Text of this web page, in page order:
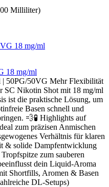
Milliliter)
18 mg/ml
50PG/50VG Mehr Flexibilität
SC Nikotin Shot mit 18 mg/ml
ist die praktische Lösung, um
Basen schnell und
💨🧪 Highlights auf
zum präzisen Anmischen
Verhältnis für klaren
& solide Dampfentwicklung
zum sauberen
dein Liquid-Aroma
Shortfills, Aromen & Basen
DL-Setups)